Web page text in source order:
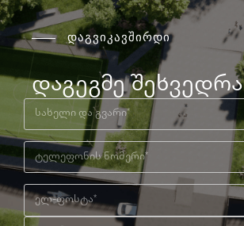
დაგვიკავშირდი
დაგეგმე შეხვედრა